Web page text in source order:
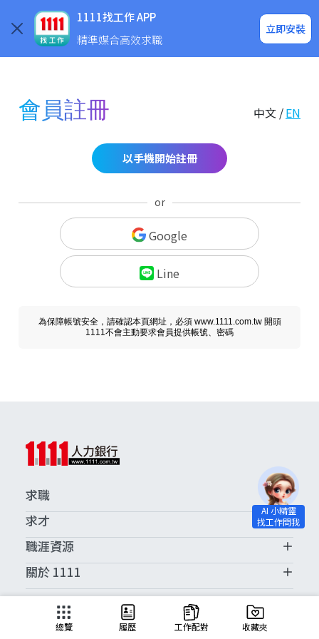
1111找工作 APP
精準媒合高效求職
立即安裝
企業求才
會員註冊 中文 /EN
以手機開始註冊
or
Google
Line
為保障帳號安全，請確認本頁網址，必須 www.1111.com.tw 開頭
1111不會主動要求會員提供帳號、密碼
求職
求才
職涯資源
關於 1111
求職服務中心
總覽 履歷 工作配對 收藏夾